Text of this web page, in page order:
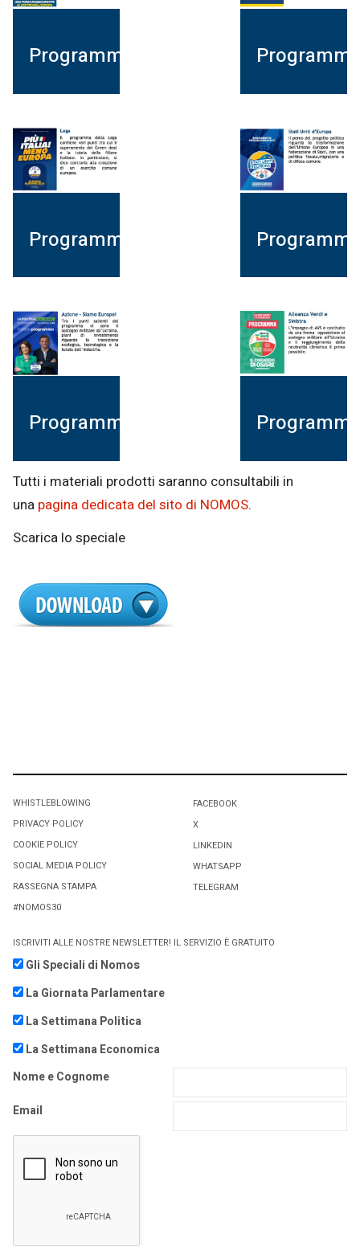
Programma
Programma
Programma
Tutti i materiali prodotti saranno consultabili in
una pagina dedicata del sito di NOMOS.
Scarica lo speciale
WHISTLEBLOWING
PRIVACY POLICY
COOKIE POLICY
SOCIAL MEDIA POLICY
RASSEGNA STAMPA
#NOMOS30
FACEBOOK
X
LINKEDIN
WHATSAPP
TELEGRAM
ISCRIVITI ALLE NOSTRE NEWSLETTER! IL SERVIZIO È GRATUITO
Gli Speciali di Nomos
La Giornata Parlamentare
La Settimana Politica
La Settimana Economica
Nome e Cognome
Email